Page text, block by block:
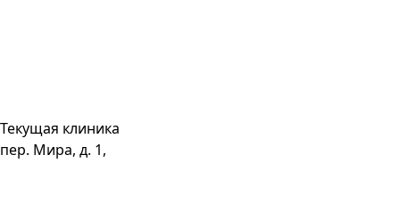
Текущая клиника
пер. Мира, д. 1,